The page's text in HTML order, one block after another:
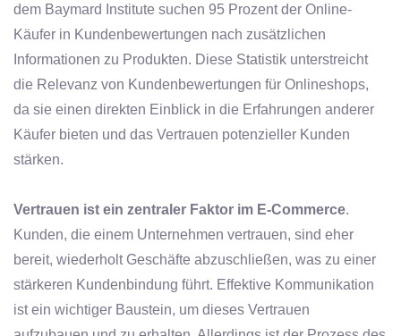
dem Baymard Institute suchen 95 Prozent der Online-
Käufer in Kundenbewertungen nach zusätzlichen
Informationen zu Produkten. Diese Statistik unterstreicht
die Relevanz von Kundenbewertungen für Onlineshops,
da sie einen direkten Einblick in die Erfahrungen anderer
Käufer bieten und das Vertrauen potenzieller Kunden
stärken.
Vertrauen ist ein zentraler Faktor im E-Commerce.
Kunden, die einem Unternehmen vertrauen, sind eher
bereit, wiederholt Geschäfte abzuschließen, was zu einer
stärkeren Kundenbindung führt. Effektive Kommunikation
ist ein wichtiger Baustein, um dieses Vertrauen